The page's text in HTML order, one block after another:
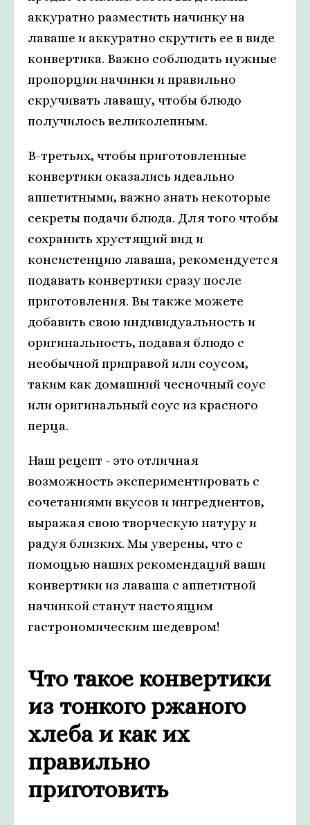
аккуратно разместить начинку на
лаваше и аккуратно скрутить ее в виде
конвертика. Важно соблюдать нужные
пропорции начинки и правильно
скручивать лавашу, чтобы блюдо
получилось великолепным.
В-третьих, чтобы приготовленные
конвертики оказались идеально
аппетитными, важно знать некоторые
секреты подачи блюда. Для того чтобы
сохранить хрустящий вид и
консистенцию лаваша, рекомендуется
подавать конвертики сразу после
приготовления. Вы также можете
добавить свою индивидуальность и
оригинальность, подавая блюдо с
необычной приправой или соусом,
таким как домашний чесночный соус
или оригинальный соус из красного
перца.
Наш рецепт - это отличная
возможность экспериментировать с
сочетаниями вкусов и ингредиентов,
выражая свою творческую натуру и
радуя близких. Мы уверены, что с
помощью наших рекомендаций ваши
конвертики из лаваша с аппетитной
начинкой станут настоящим
гастрономическим шедевром!
Что такое конвертики
из тонкого ржаного
хлеба и как их
правильно
приготовить